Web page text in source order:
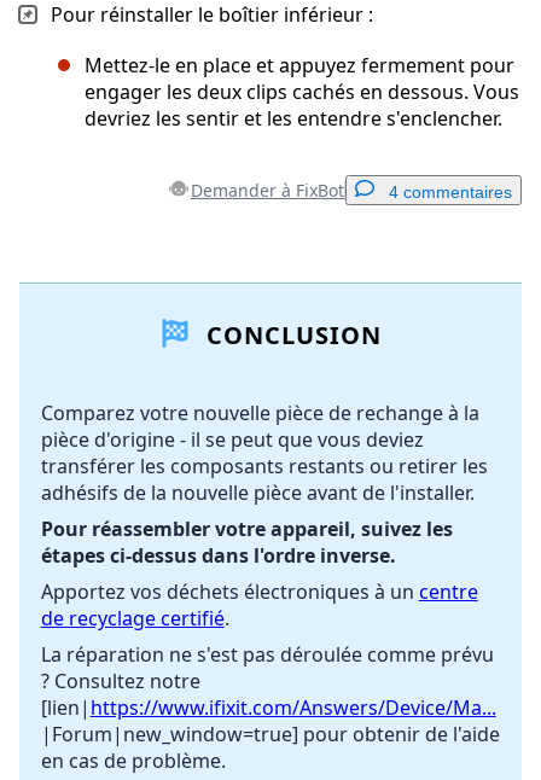
Pour réinstaller le boîtier inférieur :
Mettez-le en place et appuyez fermement pour
engager les deux clips cachés en dessous. Vous
devriez les sentir et les entendre s'enclencher.
Demander à FixBot 4 commentaires
Ajouter un commentaire
Annuler Publier un commentaire
CONCLUSION
Comparez votre nouvelle pièce de rechange à la
pièce d'origine - il se peut que vous deviez
transférer les composants restants ou retirer les
adhésifs de la nouvelle pièce avant de l'installer.
Pour réassembler votre appareil, suivez les
étapes ci-dessus dans l'ordre inverse.
Apportez vos déchets électroniques à un centre
de recyclage certifié.
La réparation ne s'est pas déroulée comme prévu
? Consultez notre
[lien| https://www.ifixit.com/Answers/Device/Ma...
|Forum|new_window=true] pour obtenir de l'aide
en cas de problème.